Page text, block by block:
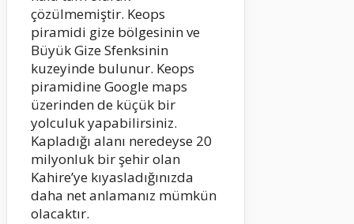
çözülmemiştir. Keops
piramidi gize bölgesinin ve
Büyük Gize Sfenksinin
kuzeyinde bulunur. Keops
piramidine Google maps
üzerinden de küçük bir
yolculuk yapabilirsiniz.
Kapladığı alanı neredeyse 20
milyonluk bir şehir olan
Kahire’ye kıyasladığınızda
daha net anlamanız mümkün
olacaktır.